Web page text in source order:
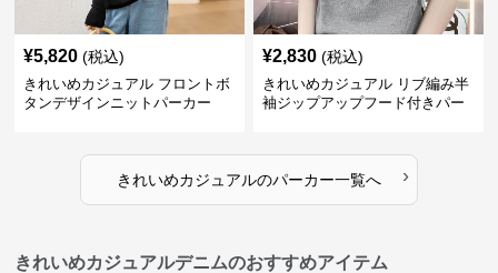
¥5,820 (税込)
きれいめカジュアル フロントボ
タンデザインニットパーカー
¥2,830 (税込)
きれいめカジュアル リブ編み半
袖ジップアップフード付きパー
きれいめカジュアルのパーカー一覧へ ›
きれいめカジュアルデニムのおすすめアイテム